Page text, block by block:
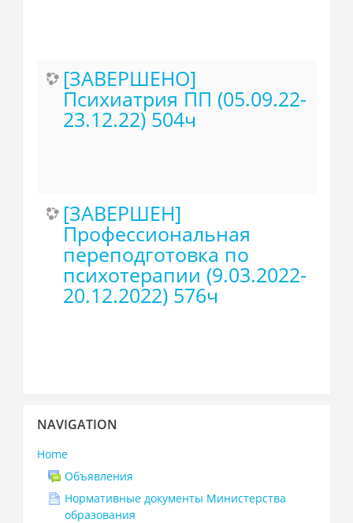
[ЗАВЕРШЕНО]
Психиатрия ПП (05.09.22-
23.12.22) 504ч
[ЗАВЕРШЕН]
Профессиональная
переподготовка по
психотерапии (9.03.2022-
20.12.2022) 576ч
Navigation
NAVIGATION
Home
Объявления
Нормативные документы Министерства
образования